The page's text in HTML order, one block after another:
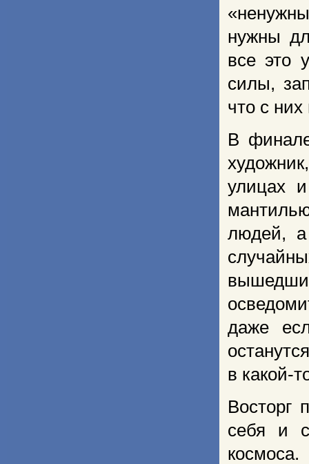
нужны
все это
силы,
что с
В
улицах
людей,
даже
в какой-
Восторг
себя и